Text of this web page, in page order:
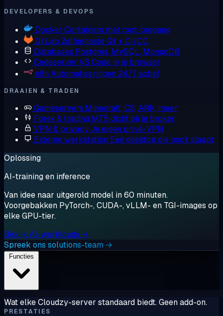
DEVELOPERS & DEVOPS
Docker Containers met root-toegang
GitLab Zelfgehoste Git + CI/CD
Databases Postgres, MySQL, MongoDB
Codeserver VS Code in je browser
n8n Automatiseringen 24/7 actief
DRAAIEN & TRADEN
Gameservers Minecraft, CS, ARK, meer
Forex & trading MT5 dicht bij je broker
VPN & privacyJe eigen privé-VPN
Externe werkstation Een desktop die nooit slaapt
Oplossing
AI-training en inference
Van idee naar uitgerold model in 60 minuten.
Voorgebakken PyTorch-, CUDA-, vLLM- en TGI-images op
elke GPU-tier.
Bekijk AI-workloads →
Spreek ons solutions-team →
Wat elke Cloudzy-server standaard biedt. Geen add-on.
PRESTATIES